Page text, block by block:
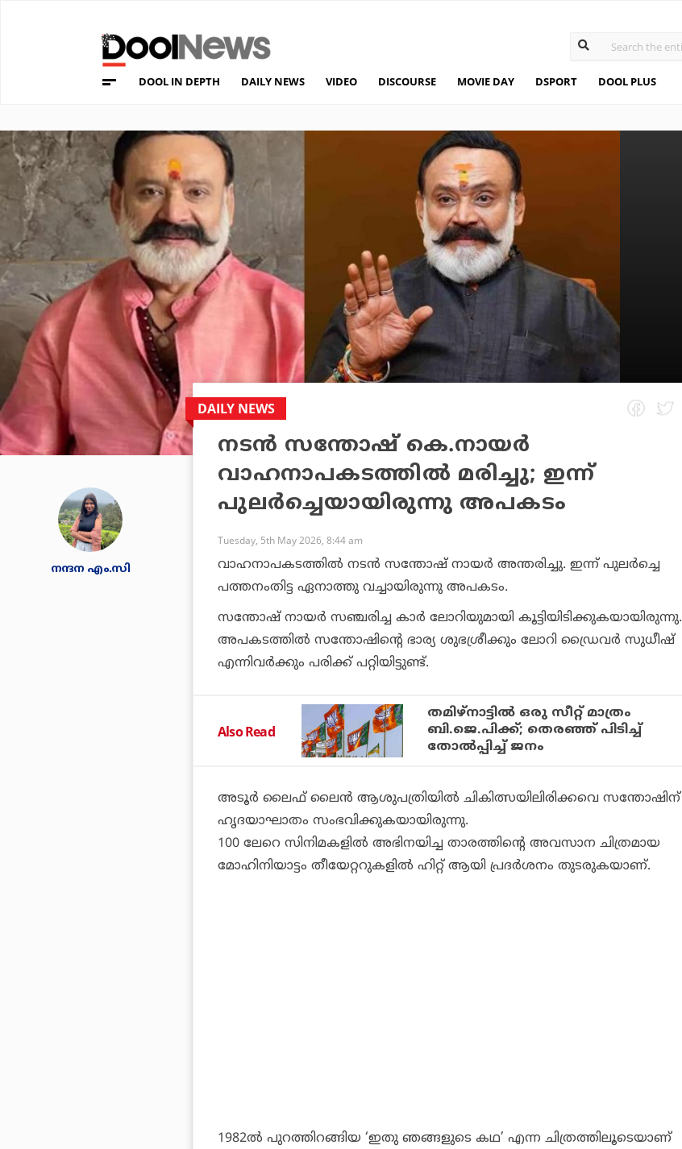
DOOL IN DEPTH DAILY NEWS VIDEO DISCOURSE MOVIE DAY DSPORT DOOL PLUS
നന്ദന എം.സി
DAILY NEWS
നടൻ സന്തോഷ് കെ.നായർ
വാഹനാപകടത്തിൽ മരിച്ചു; ഇന്ന്
പുലർച്ചെയായിരുന്നു അപകടം
Tuesday, 5th May 2026, 8:44 am
വാഹനാപകടത്തിൽ നടൻ സന്തോഷ് നായർ അന്തരിച്ചു. ഇന്ന് പുലർച്ചെ
പത്തനംതിട്ട ഏനാത്തു വച്ചായിരുന്നു അപകടം.
സന്തോഷ് നായർ സഞ്ചരിച്ച കാർ ലോറിയുമായി കൂട്ടിയിടിക്കുകയായിരുന്നു.
അപകടത്തിൽ സന്തോഷിന്റെ ഭാര്യ ശുഭശ്രീക്കും ലോറി ഡ്രൈവർ സുധീഷ്
എന്നിവർക്കും പരിക്ക് പറ്റിയിട്ടുണ്ട്.
Also Read
തമിഴ്‌നാട്ടില്‍ ഒരു സീറ്റ് മാത്രം
ബി.ജെ.പിക്ക്; തെരഞ്ഞ് പിടിച്ച്
തോല്‍പ്പിച്ച് ജനം
അടൂർ ലൈഫ് ലൈൻ ആശുപത്രിയിൽ ചികിത്സയിലിരിക്കവെ സന്തോഷിന്
ഹൃദയാഘാതം സംഭവിക്കുകയായിരുന്നു.
100 ലേറെ സിനിമകളിൽ അഭിനയിച്ച താരത്തിന്റെ അവസാന ചിത്രമായ
മോഹിനിയാട്ടം തീയേറ്ററുകളിൽ ഹിറ്റ് ആയി പ്രദർശനം തുടരുകയാണ്.
1982ൽ പുറത്തിറങ്ങിയ ‘ഇതു ഞങ്ങളുടെ കഥ’ എന്ന ചിത്രത്തിലൂടെയാണ്